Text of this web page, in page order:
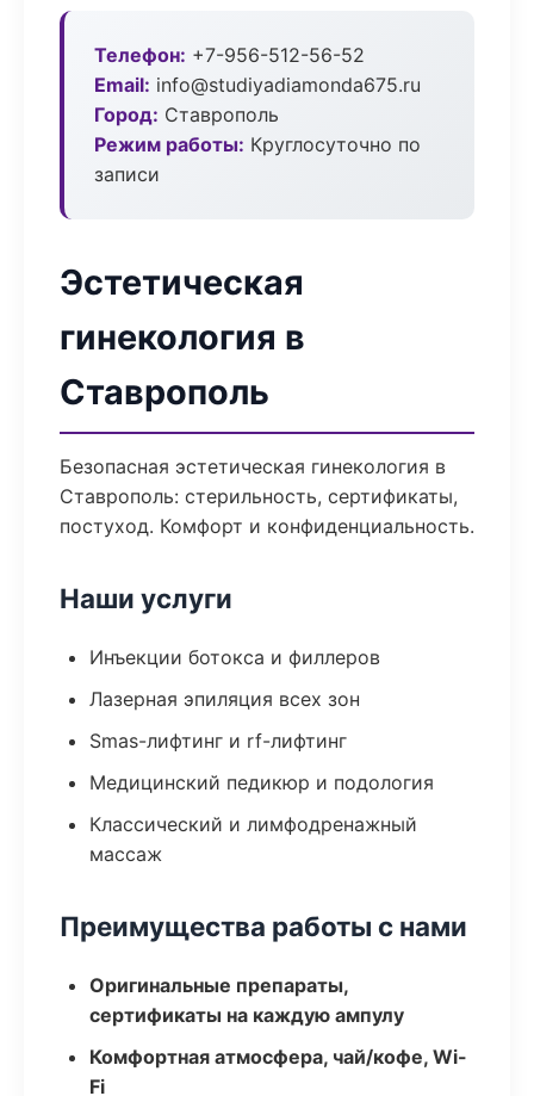
Телефон: +7-956-512-56-52
Email: info@studiyadiamonda675.ru
Город: Ставрополь
Режим работы: Круглосуточно по
записи
Эстетическая
гинекология в
Ставрополь
Безопасная эстетическая гинекология в
Ставрополь: стерильность, сертификаты,
постуход. Комфорт и конфиденциальность.
Наши услуги
Инъекции ботокса и филлеров
Лазерная эпиляция всех зон
Smas-лифтинг и rf-лифтинг
Медицинский педикюр и подология
Классический и лимфодренажный
массаж
Преимущества работы с нами
Оригинальные препараты,
сертификаты на каждую ампулу
Комфортная атмосфера, чай/кофе, Wi-
Fi